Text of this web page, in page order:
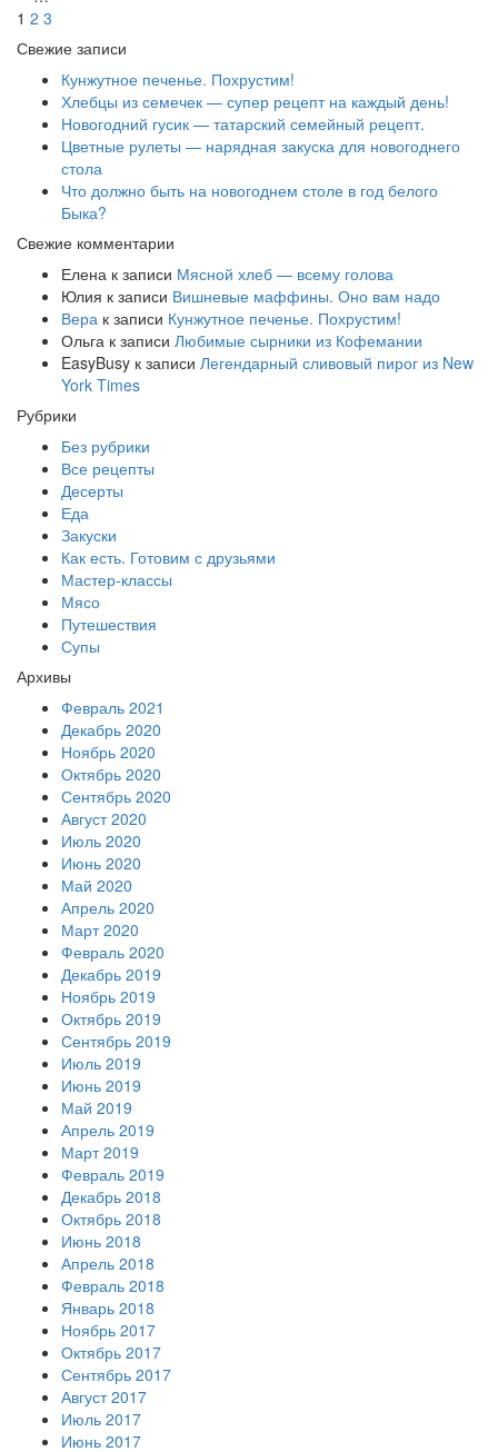
1 2 3
Свежие записи
Кунжутное печенье. Похрустим!
Хлебцы из семечек — супер рецепт на каждый день!
Новогодний гусик — татарский семейный рецепт.
Цветные рулеты — нарядная закуска для новогоднего
стола
Что должно быть на новогоднем столе в год белого
Быка?
Свежие комментарии
Елена к записи Мясной хлеб — всему голова
Юлия к записи Вишневые маффины. Оно вам надо
Вера к записи Кунжутное печенье. Похрустим!
Ольга к записи Любимые сырники из Кофемании
EasyBusy к записи Легендарный сливовый пирог из New
York Times
Рубрики
Без рубрики
Все рецепты
Десерты
Еда
Закуски
Как есть. Готовим с друзьями
Мастер-классы
Мясо
Путешествия
Супы
Архивы
Февраль 2021
Декабрь 2020
Ноябрь 2020
Октябрь 2020
Сентябрь 2020
Август 2020
Июль 2020
Июнь 2020
Май 2020
Апрель 2020
Март 2020
Февраль 2020
Декабрь 2019
Ноябрь 2019
Октябрь 2019
Сентябрь 2019
Июль 2019
Июнь 2019
Май 2019
Апрель 2019
Март 2019
Февраль 2019
Декабрь 2018
Октябрь 2018
Июнь 2018
Апрель 2018
Февраль 2018
Январь 2018
Ноябрь 2017
Октябрь 2017
Сентябрь 2017
Август 2017
Июль 2017
Июнь 2017